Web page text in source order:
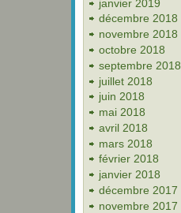
janvier 2019
décembre 2018
novembre 2018
octobre 2018
septembre 2018
juillet 2018
juin 2018
mai 2018
avril 2018
mars 2018
février 2018
janvier 2018
décembre 2017
novembre 2017